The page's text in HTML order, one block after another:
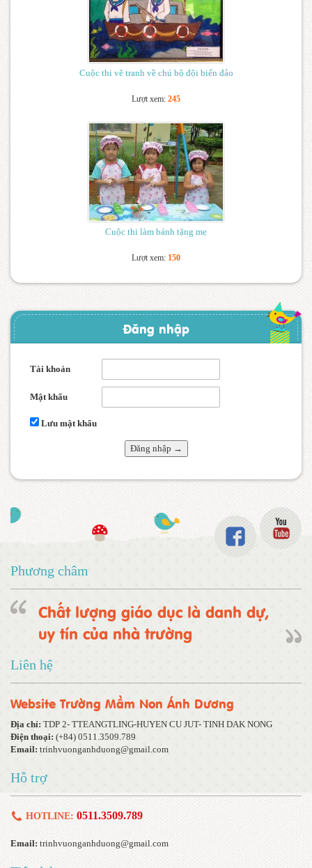
Cuộc thi vẽ tranh về chú bộ đội biển đảo
Lượt xem: 245
Cuộc thi làm bánh tặng mẹ
Lượt xem: 150
Đăng nhập
Tài khoản
Mật khẩu
Lưu mật khẩu
Phương châm
Chất lượng giáo dục là danh dự,
uy tín của nhà trường
Liên hệ
Website Trường Mầm Non Ánh Dương
Địa chỉ: TDP 2- TTEANGTLING-HUYEN CU JUT- TINH DAK NONG
Điện thoại: (+84) 0511.3509.789
Email: trinhvuonganhduong@gmail.com
Hỗ trợ
HOTLINE: 0511.3509.789
Email: trinhvuonganhduong@gmail.com